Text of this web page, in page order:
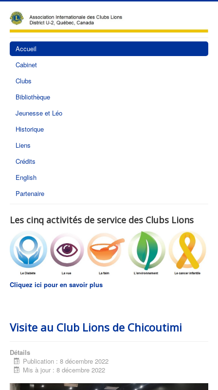
Accueil
Cabinet
Clubs
Bibliothèque
Jeunesse et Léo
Historique
Liens
Crédits
English
Partenaire
Les cinq activités de service des Clubs Lions
Cliquez ici pour en savoir plus
Visite au Club Lions de Chicoutimi
Détails
Publication : 8 décembre 2022
Mis à jour : 8 décembre 2022